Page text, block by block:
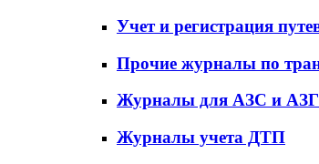
Учет и регистрация
Прочие журналы по
Журналы для АЗС и
Журналы учета ДТП